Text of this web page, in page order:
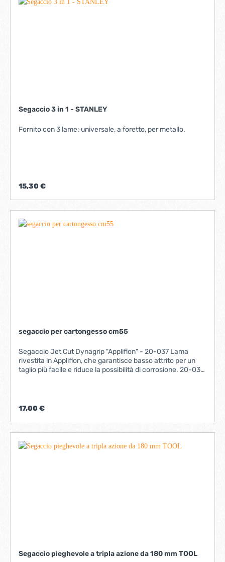
Segaccio 3 in 1 - STANLEY
Fornito con 3 lame: universale, a foretto, per metallo.
15,30 €
segaccio per cartongesso cm55
Segaccio Jet Cut Dynagrip "Appliflon" - 20-037 Lama
rivestita in Appliflon, che garantisce basso attrito per un
taglio più facile e riduce la possibilità di corrosione. 20-037
17,00 €
Segaccio pieghevole a tripla azione da 180 mm TOOL